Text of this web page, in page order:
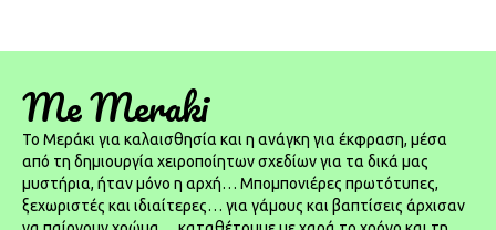
Me Meraki
To Μεράκι για καλαισθησία και η ανάγκη για έκφραση, μέσα
από τη δημιουργία χειροποίητων σχεδίων για τα δικά μας
μυστήρια, ήταν μόνο η αρχή… Μπομπονιέρες πρωτότυπες,
ξεχωριστές και ιδιαίτερες… για γάμους και βαπτίσεις άρχισαν